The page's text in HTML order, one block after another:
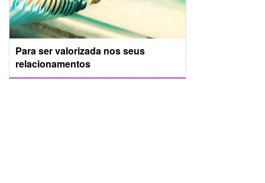
Para ser valorizada nos seus
relacionamentos